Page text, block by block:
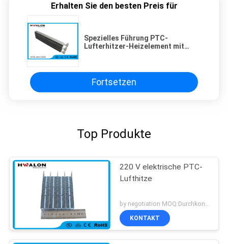
Erhalten Sie den besten Preis für
Spezielles Führung PTC-
Lufterhitzer-Heizelement mit
Fortsetzen
Top Produkte
220 V elektrische PTC-
Lufthitze
by negotiation MOQ:Durchkontaktierung
KONTAKT